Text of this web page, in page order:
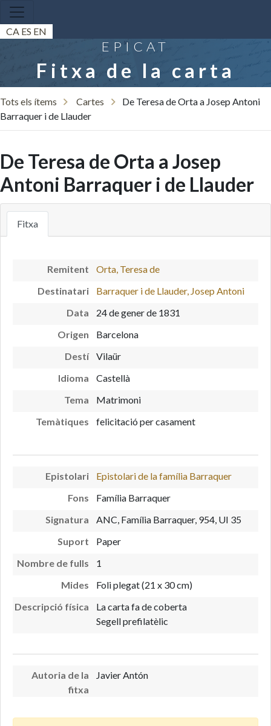
CA ES EN
EPICAT
Fitxa de la carta
Tots els ítems Cartes
De Teresa de Orta a Josep Antoni
Barraquer i de Llauder
De Teresa de Orta a Josep
Antoni Barraquer i de Llauder
Fitxa
Remitent
Orta, Teresa de
Destinatari
Barraquer i de Llauder, Josep Antoni
Data
24 de gener de 1831
Origen
Barcelona
Destí
Vilaür
Idioma
Castellà
Tema
Matrimoni
Temàtiques
felicitació per casament
Epistolari
Epistolari de la família Barraquer
Fons
Família Barraquer
Signatura
ANC, Família Barraquer, 954, UI 35
Suport
Paper
Nombre de fulls
1
Mides
Foli plegat (21 x 30 cm)
Descripció física
La carta fa de coberta
Segell prefilatèlic
Autoria de la
fitxa
Javier Antón